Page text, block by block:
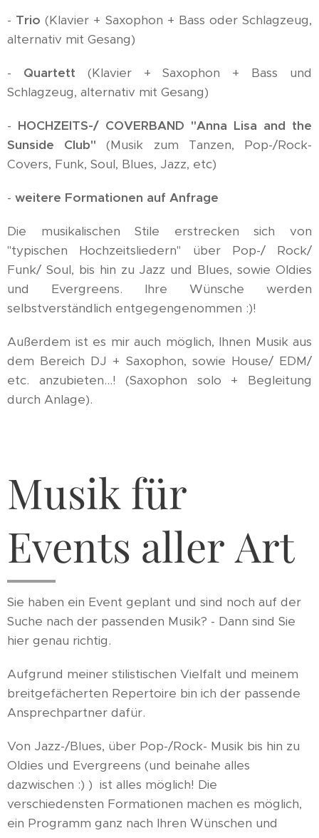
- Trio (Klavier + Saxophon + Bass oder Schlagzeug,
alternativ mit Gesang)
- Quartett (Klavier + Saxophon + Bass und
Schlagzeug, alternativ mit Gesang)
- HOCHZEITS-/ COVERBAND "Anna Lisa and the
Sunside Club" (Musik zum Tanzen, Pop-/Rock-
Covers, Funk, Soul, Blues, Jazz, etc)
- weitere Formationen auf Anfrage
Die musikalischen Stile erstrecken sich von
"typischen Hochzeitsliedern" über Pop-/ Rock/
Funk/ Soul, bis hin zu Jazz und Blues, sowie Oldies
und Evergreens. Ihre Wünsche werden
selbstverständlich entgegengenommen :)!
Außerdem ist es mir auch möglich, Ihnen Musik aus
dem Bereich DJ + Saxophon, sowie House/ EDM/
etc. anzubieten...! (Saxophon solo + Begleitung
durch Anlage).
Musik für
Events aller Art
Sie haben ein Event geplant und sind noch auf der
Suche nach der passenden Musik? - Dann sind Sie
hier genau richtig.
Aufgrund meiner stilistischen Vielfalt und meinem
breitgefächerten Repertoire bin ich der passende
Ansprechpartner dafür.
Von Jazz-/Blues, über Pop-/Rock- Musik bis hin zu
Oldies und Evergreens (und beinahe alles
dazwischen :) ) ist alles möglich! Die
verschiedensten Formationen machen es möglich,
ein Programm ganz nach Ihren Wünschen und